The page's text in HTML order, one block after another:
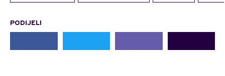
PODIJELI